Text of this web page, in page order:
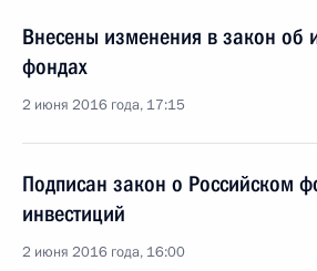
Внесены изменения в закон об
фондах
2 июня 2016 года, 17:15
Подписан закон о Российском
инвестиций
2 июня 2016 года, 16:00